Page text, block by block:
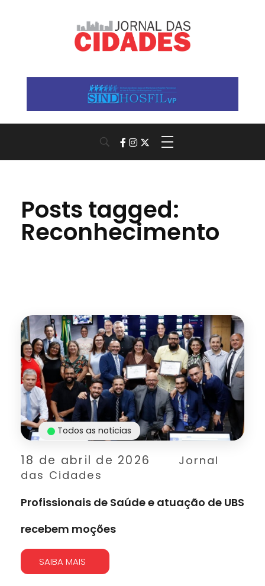
Posts tagged:
Reconhecimento
18 de abril de 2026
Jornal
das Cidades
Todos as noticias
Profissionais de Saúde e atuação de UBS
recebem moções
SAIBA MAIS